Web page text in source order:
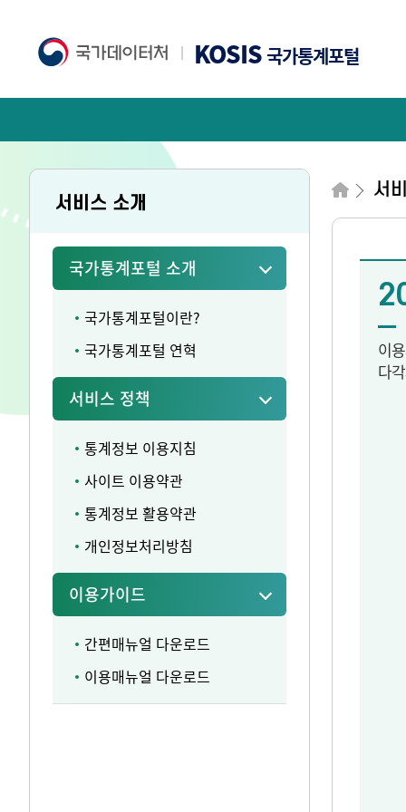
KOSIS국가통계포털
서비스 소개
국가통계포털 소개
국가통계포털이란?
국가통계포털 연혁
서비스 정책
통계정보 이용지침
사이트 이용약관
통계정보 활용약관
개인정보처리방침
이용가이드
간편매뉴얼 다운로드
이용매뉴얼 다운로드
서
이
다